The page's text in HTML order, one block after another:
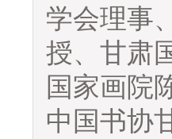
学会理事
授、甘肃
国家画院
中国书协